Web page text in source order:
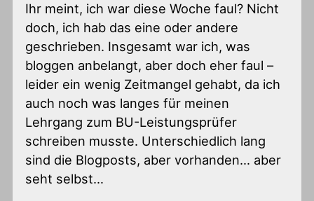
Ihr meint, ich war diese Woche faul? Nicht
doch, ich hab das eine oder andere
geschrieben. Insgesamt war ich, was
bloggen anbelangt, aber doch eher faul –
leider ein wenig Zeitmangel gehabt, da ich
auch noch was langes für meinen
Lehrgang zum BU-Leistungsprüfer
schreiben musste. Unterschiedlich lang
sind die Blogposts, aber vorhanden… aber
seht selbst…